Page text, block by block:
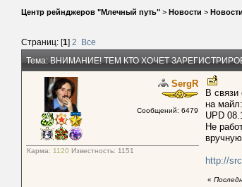
Центр рейнджеров "Млечный путь" > Новости > Новости
Страниц: [1] 2 Все
Тема: ВНИМАНИЕ! ТЕМ КТО ХОЧЕТ
SergR
Сообщений: 6479
Карма: 1120 Известность: 1151
В связи
на майл:
UPD
Не
http://
«